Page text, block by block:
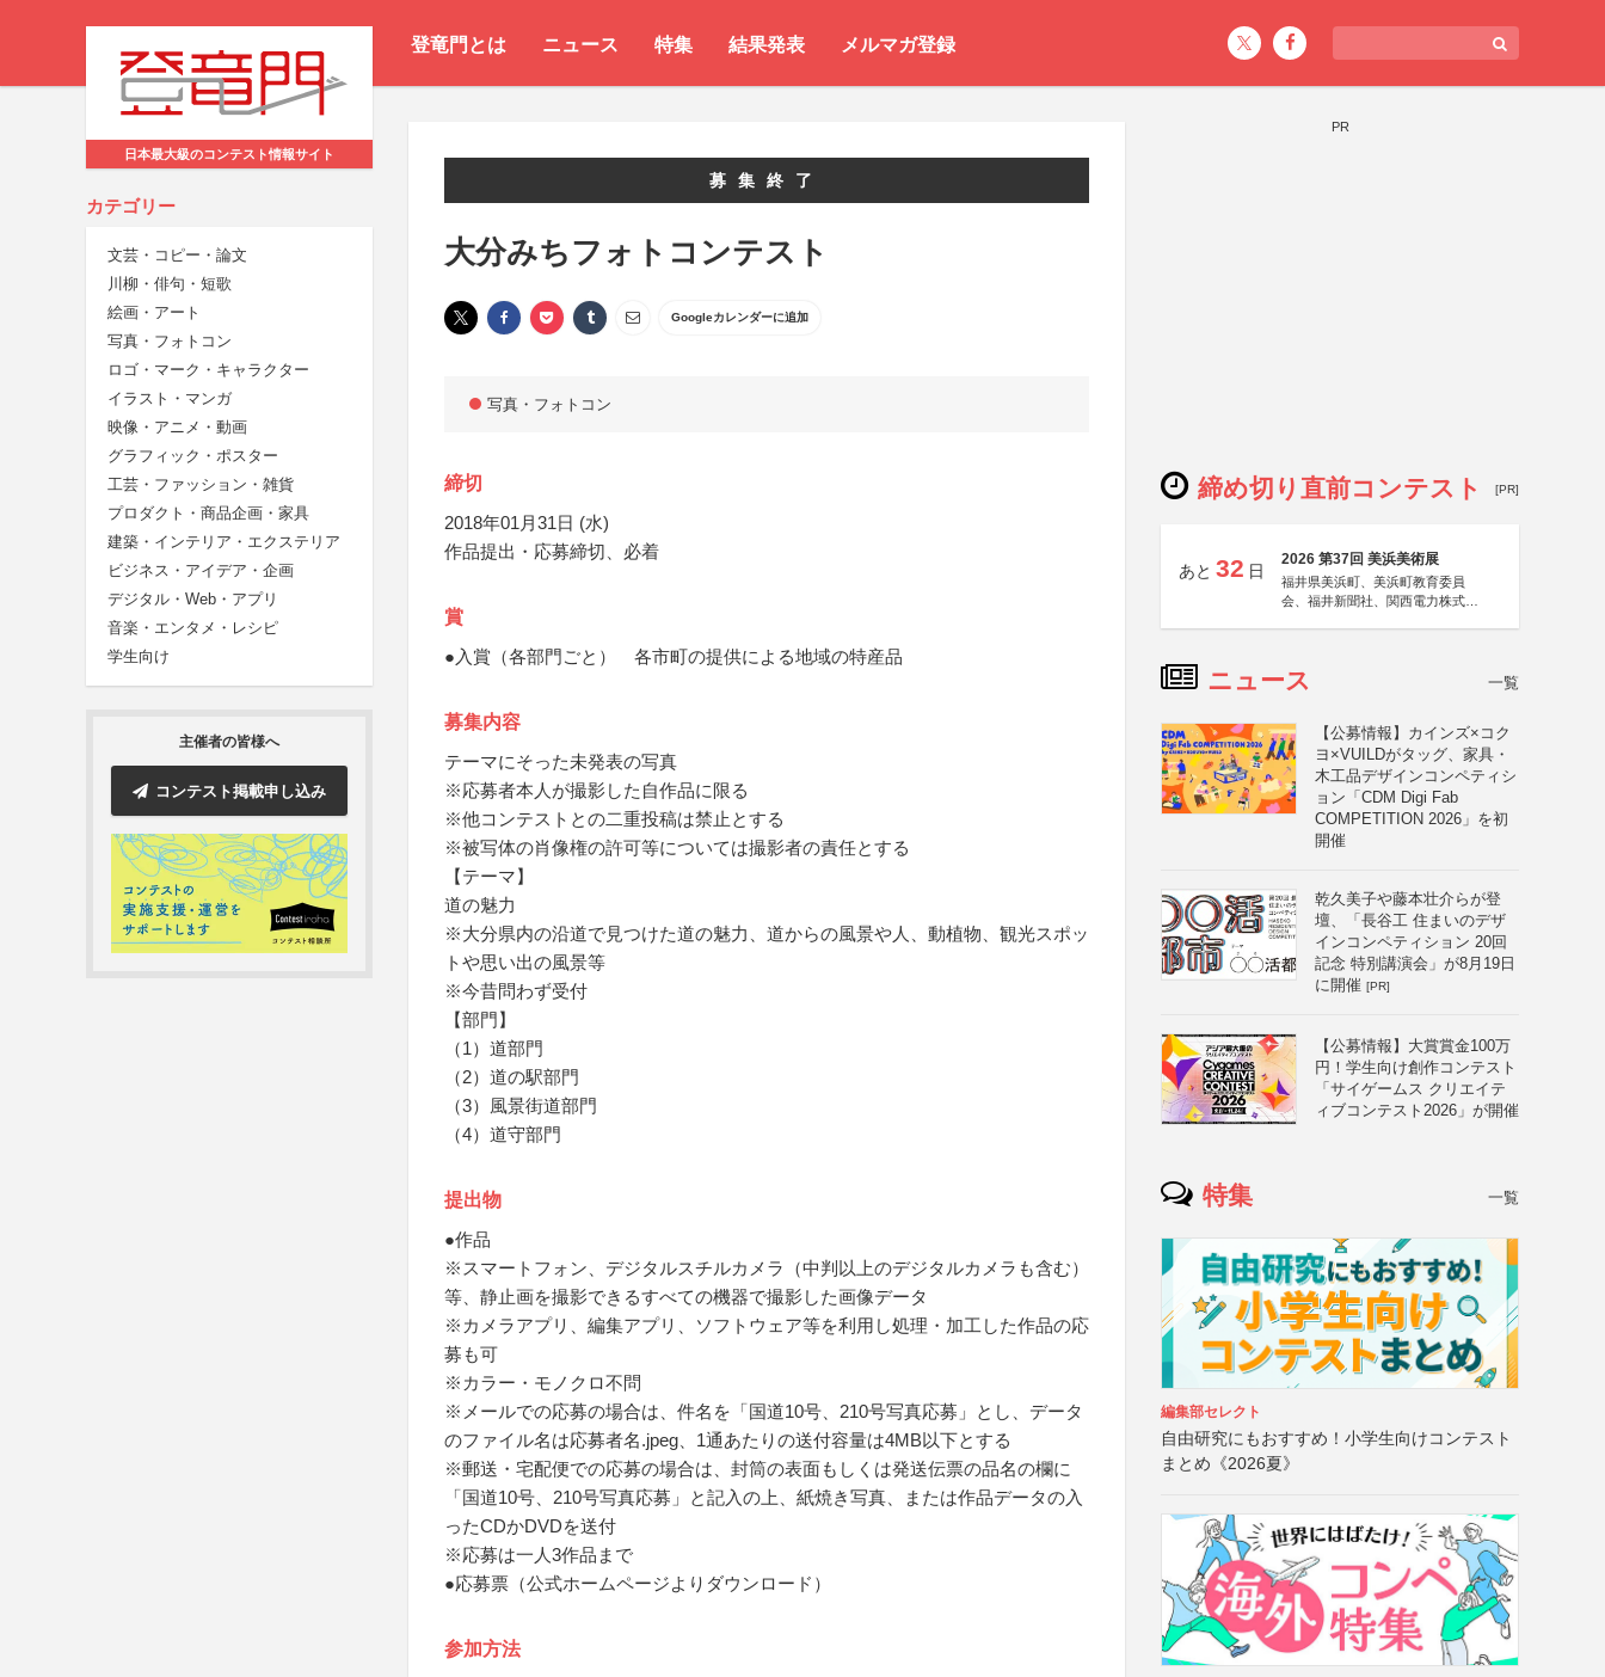
登竜門とは ニュース 特集 結果発表 メルマガ登録
日本最大級のコンテスト情報サイト
カテゴリー
文芸・コピー・論文
川柳・俳句・短歌
絵画・アート
写真・フォトコン
ロゴ・マーク・キャラクター
イラスト・マンガ
映像・アニメ・動画
グラフィック・ポスター
工芸・ファッション・雑貨
プロダクト・商品企画・家具
建築・インテリア・エクステリア
ビジネス・アイデア・企画
デジタル・Web・アプリ
音楽・エンタメ・レシピ
学生向け
主催者の皆様へ
コンテスト掲載申し込み
募集終了
大分みちフォトコンテスト
Googleカレンダーに追加
写真・フォトコン
締切
2018年01月31日 (水)
作品提出・応募締切、必着
賞
●入賞（各部門ごと） 各市町の提供による地域の特産品
募集内容
テーマにそった未発表の写真
※応募者本人が撮影した自作品に限る
※他コンテストとの二重投稿は禁止とする
※被写体の肖像権の許可等については撮影者の責任とする
【テーマ】
道の魅力
※大分県内の沿道で見つけた道の魅力、道からの風景や人、動植物、観光スポッ
トや思い出の風景等
※今昔問わず受付
【部門】
（1）道部門
（2）道の駅部門
（3）風景街道部門
（4）道守部門
提出物
●作品
※スマートフォン、デジタルスチルカメラ（中判以上のデジタルカメラも含む）
等、静止画を撮影できるすべての機器で撮影した画像データ
※カメラアプリ、編集アプリ、ソフトウェア等を利用し処理・加工した作品の応
募も可
※カラー・モノクロ不問
※メールでの応募の場合は、件名を「国道10号、210号写真応募」とし、データ
のファイル名は応募者名.jpeg、1通あたりの送付容量は4MB以下とする
※郵送・宅配便での応募の場合は、封筒の表面もしくは発送伝票の品名の欄に
「国道10号、210号写真応募」と記入の上、紙焼き写真、または作品データの入
ったCDかDVDを送付
※応募は一人3作品まで
●応募票（公式ホームページよりダウンロード）
参加方法
PR
締め切り直前コンテスト [PR]
あと 32 日
2026 第37回 美浜美術展
福井県美浜町、美浜町教育委員
会、福井新聞社、関西電力株式会
ニュース 一覧
【公募情報】カインズ×コク
ヨ×VUILDがタッグ、家具・
木工品デザインコンペティシ
ョン「CDM Digi Fab
COMPETITION 2026」を初
開催
乾久美子や藤本壮介らが登
壇、「長谷工 住まいのデザ
インコンペティション 20回
記念 特別講演会」が8月19日
に開催 [PR]
【公募情報】大賞賞金100万
円！学生向け創作コンテスト
「サイゲームス クリエイテ
ィブコンテスト2026」が開催
特集 一覧
編集部セレクト
自由研究にもおすすめ！小学生向けコンテスト
まとめ《2026夏》